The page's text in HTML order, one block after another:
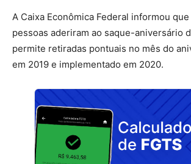
A Caixa Econômica Federal informou
pessoas aderiram ao saque-aniversário
permite retiradas pontuais no mês do
em 2019 e implementado em 2020.